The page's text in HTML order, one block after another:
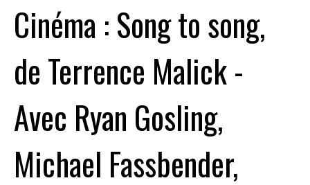
Cinéma : Song to song,
de Terrence Malick -
Avec Ryan Gosling,
Michael Fassbender,